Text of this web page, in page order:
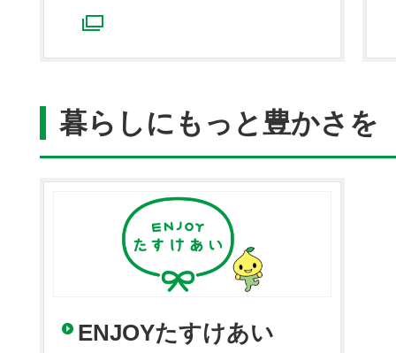
暮らしにもっと豊かさを
ENJOYたすけあい